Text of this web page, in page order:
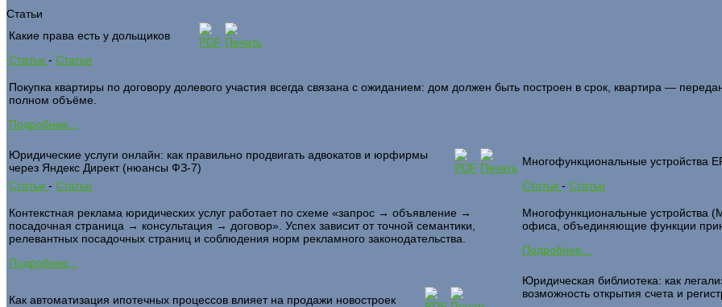
Статьи
Какие права есть у дольщиков
Статьи - Статьи
Покупка квартиры по договору долевого участия всегда связана с ожиданием: дом должен быть построен в срок, квартира —
полном объёме.
Подробнее...
Юридические услуги онлайн: как правильно продвигать адвокатов и юрфирмы
через Яндекс Директ (нюансы ФЗ-7)
Статьи - Статьи
Контекстная реклама юридических услуг работает по схеме «запрос → объявление →
посадочная страница → консультация → договор». Успех зависит от точной семантики,
релевантных посадочных страниц и соблюдения норм рекламного законодательства.
Подробнее...
Как автоматизация ипотечных процессов влияет на продажи новостроек
Многофункциональные устройства
Статьи - Статьи
Многофункциональные
офиса, объединяющие функции
Подробнее...
Юридическая библиотека: как
возможность открытия счета и